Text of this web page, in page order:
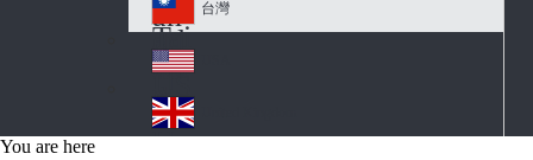
an
d
itz
erl
an
d
Tai
wa
n
台灣
A
Un
You are here